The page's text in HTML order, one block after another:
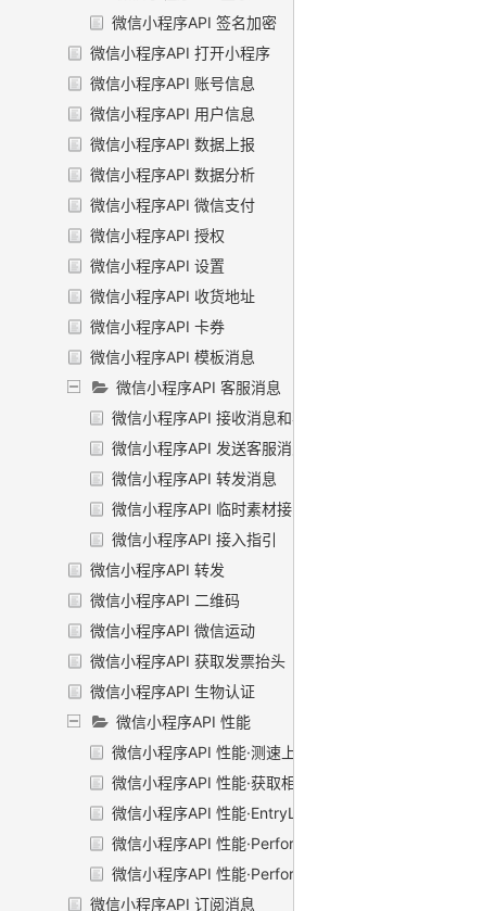
微信小程序API 签名加密
微信小程序API 打开小程序
微信小程序API 账号信息
微信小程序API 用户信息
微信小程序API 数据上报
微信小程序API 数据分析
微信小程序API 微信支付
微信小程序API 授权
微信小程序API 设置
微信小程序API 收货地址
微信小程序API 卡券
微信小程序API 模板消息
微信小程序API 客服消息
微信小程序API 接收消息和事件
微信小程序API 发送客服消息
微信小程序API 转发消息
微信小程序API 临时素材接口
微信小程序API 接入指引
微信小程序API 转发
微信小程序API 二维码
微信小程序API 微信运动
微信小程序API 获取发票抬头
微信小程序API 生物认证
微信小程序API 性能
微信小程序API 性能·测速上报
微信小程序API 性能·获取相关信息
微信小程序API 性能·EntryList对象
微信小程序API 性能·Performance对象
微信小程序API 性能·PerformanceObserver对象
微信小程序API 订阅消息